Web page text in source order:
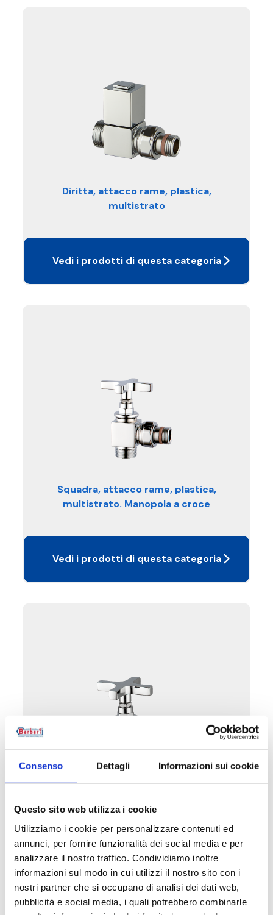
Consenso Dettagli Informazioni sui cookie
Questo sito web utilizza i cookie
Utilizziamo i cookie per personalizzare contenuti ed
annunci, per fornire funzionalità dei social media e per
analizzare il nostro traffico. Condividiamo inoltre
informazioni sul modo in cui utilizzi il nostro sito con i
nostri partner che si occupano di analisi dei dati web,
pubblicità e social media, i quali potrebbero combinarle
Diritta, attacco rame, plastica,
multistrato
Vedi i prodotti di questa categoria
Squadra, attacco rame, plastica,
multistrato. Manopola a croce
Vedi i prodotti di questa categoria
Diritta, attacco rame, plastica,
Vedi i prodotti di questa categoria